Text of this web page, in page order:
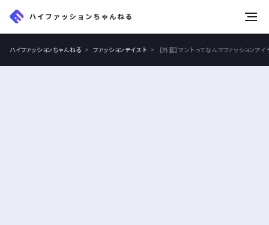
ハイファッションちゃんねる ファッションテイスト 【外套】マントってなんでファッションア